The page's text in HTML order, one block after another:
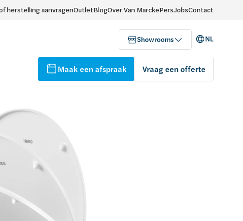
herstelling aanvragenOutletBlogOver Van MarckePersJobsContact
Showrooms NL
Maak een afspraak Vraag een offerte